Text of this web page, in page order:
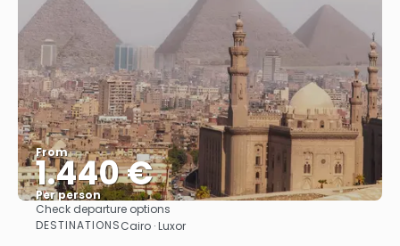
From
1.440 €
Per person
Check departure options
DESTINATIONSCairo · Luxor